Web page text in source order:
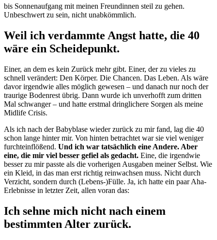
bis Sonnenaufgang mit meinen Freundinnen steil zu gehen.
Unbeschwert zu sein, nicht unabkömmlich.
Weil ich verdammte Angst hatte, die 40
wäre ein Scheidepunkt.
Einer, an dem es kein Zurück mehr gibt. Einer, der zu vieles zu
schnell verändert: Den Körper. Die Chancen. Das Leben. Als wäre
davor irgendwie alles möglich gewesen – und danach nur noch der
traurige Bodenrest übrig. Dann wurde ich unverhofft zum dritten
Mal schwanger – und hatte erstmal dringlichere Sorgen als meine
Midlife Crisis.
Als ich nach der Babyblase wieder zurück zu mir fand, lag die 40
schon lange hinter mir. Von hinten betrachtet war sie viel weniger
furchteinflößend. Und ich war tatsächlich eine Andere. Aber
eine, die mir viel besser gefiel als gedacht. Eine, die irgendwie
besser zu mir passte als die vorherigen Ausgaben meiner Selbst. Wie
ein Kleid, in das man erst richtig reinwachsen muss. Nicht durch
Verzicht, sondern durch (Lebens-)Fülle. Ja, ich hatte ein paar Aha-
Erlebnisse in letzter Zeit, allen voran das:
Ich sehne mich nicht nach einem
bestimmten Alter zurück.